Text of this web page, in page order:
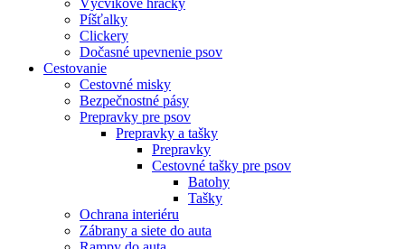
Výcvikové hračky
Píšťalky
Clickery
Dočasné upevnenie psov
Cestovanie
Cestovné misky
Bezpečnostné pásy
Prepravky pre psov
Prepravky a tašky
Prepravky
Cestovné tašky pre psov
Batohy
Tašky
Ochrana interiéru
Zábrany a siete do auta